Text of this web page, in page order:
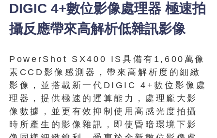
DIGIC 4+數位影像處理器 極速拍
攝反應帶來高解析低雜訊影像
PowerShot SX400 IS具備有1,600萬像
素CCD影像感測器，帶來高解析度的細緻
影像，並搭載新一代DIGIC 4+數位影像處
理器，提供極速的運算能力，處理龐大影
像數據，並更有效抑制使用高感光度拍攝
時所產生的影像雜訊，即使昏暗環境下影